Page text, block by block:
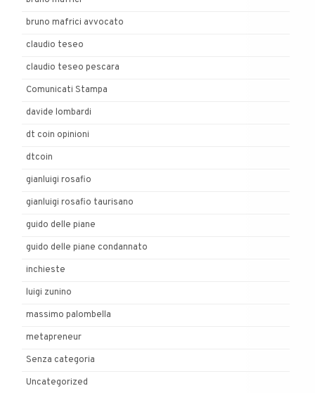
bruno mafrici avvocato
claudio teseo
claudio teseo pescara
Comunicati Stampa
davide lombardi
dt coin opinioni
dtcoin
gianluigi rosafio
gianluigi rosafio taurisano
guido delle piane
guido delle piane condannato
inchieste
luigi zunino
massimo palombella
metapreneur
Senza categoria
Uncategorized